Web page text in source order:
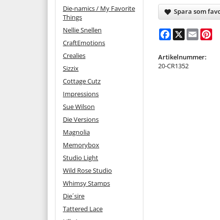
Die-namics / My Favorite
Things
Nellie Snellen
CraftEmotions
Crealies
Sizzix
Cottage Cutz
Impressions
Sue Wilson
Die Versions
Magnolia
Memorybox
Studio Light
Wild Rose Studio
Whimsy Stamps
Die´sire
Tattered Lace
Spara som
Facebook
X Email
Artikelnummer:
20-CR1352